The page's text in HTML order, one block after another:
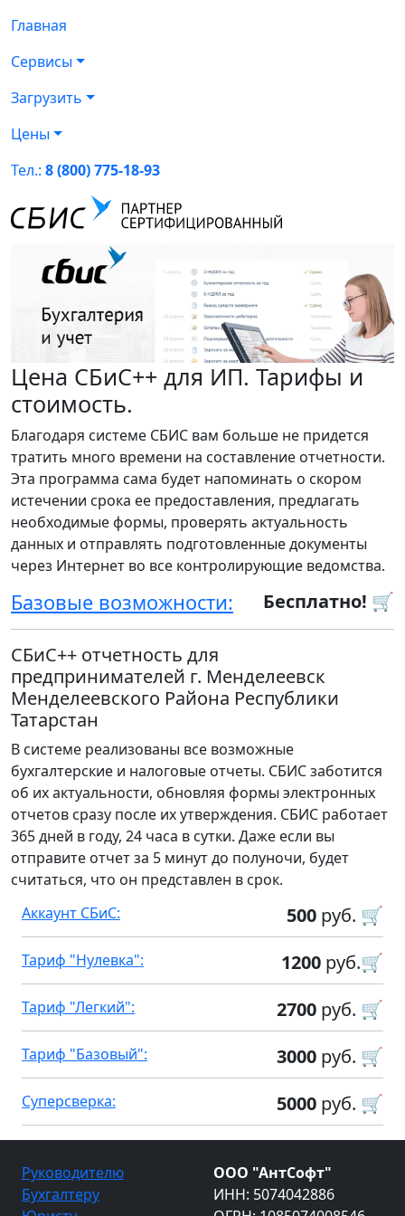
Главная
Сервисы
Загрузить
Цены
Тел.: 8 (800) 775-18-93
Цена СБиС++ для ИП. Тарифы и
стоимость.
Благодаря системе СБИС вам больше не придется
тратить много времени на составление отчетности.
Эта программа сама будет напоминать о скором
истечении срока ее предоставления, предлагать
необходимые формы, проверять актуальность
данных и отправлять подготовленные документы
через Интернет во все контролирующие ведомства.
Бесплатно! 🛒
Базовые возможности:
СБиС++ отчетность для
предпринимателей г. Менделеевск
Менделеевского Района Республики
Татарстан
В системе реализованы все возможные
бухгалтерские и налоговые отчеты. СБИС заботится
об их актуальности, обновляя формы электронных
отчетов сразу после их утверждения. СБИС работает
365 дней в году, 24 часа в сутки. Даже если вы
отправите отчет за 5 минут до полуночи, будет
считаться, что он представлен в срок.
500 руб. 🛒
Аккаунт СБиС:
1200 руб.🛒
Тариф "Нулевка":
2700 руб. 🛒
Тариф "Легкий":
3000 руб. 🛒
Тариф "Базовый":
5000 руб. 🛒
Суперсверка:
Руководителю
Бухгалтеру
ООО "АнтСофт"
ИНН: 5074042886